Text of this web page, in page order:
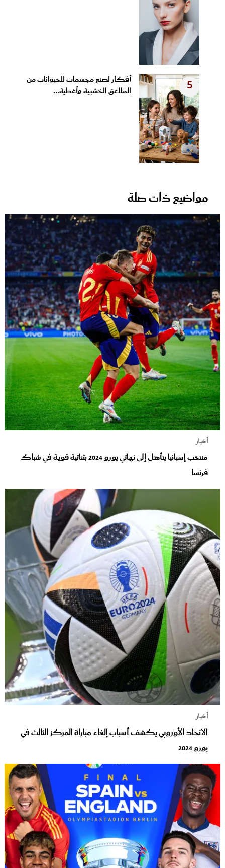
5
أفكار لصنع مجسمات للحيوانات من
الملاعق الخشبية وأغطية...
مواضيع ذات صلة
أخبار
منتخب إسبانيا يتأهل إلى نهائي يورو 2024 بثنائية قوية في شباك
فرنسا
أخبار
الاتحاد الأوروبي يكشف أسباب إلغاء مباراة المركز الثالث في
يورو 2024